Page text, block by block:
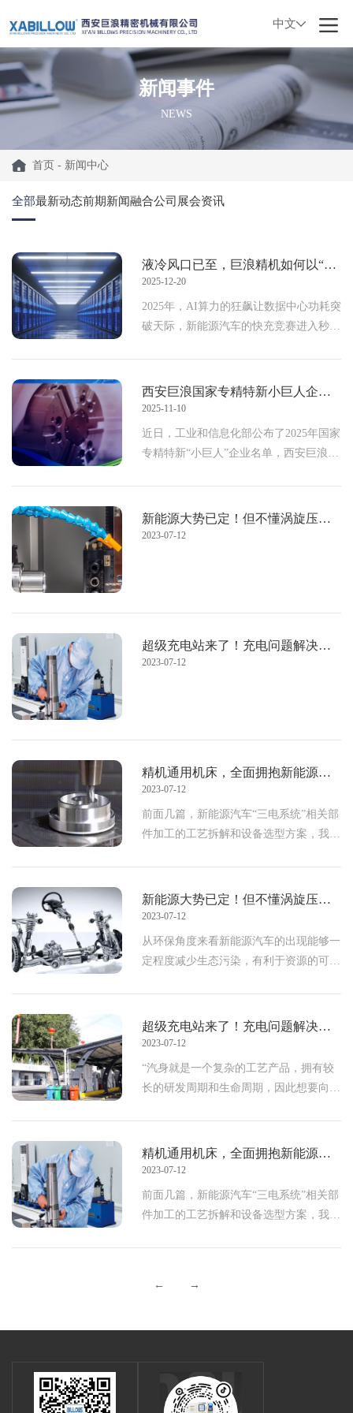
中文
新闻事件
NEWS
首页 - 新闻中心
全部最新动态前期新闻融合公司展会资讯
液冷风口已至，巨浪精机如何以“精密”破局？
2025-12-20
2025年，AI算力的狂飙让数据中心功耗突
破天际，新能源汽车的快充竞赛进入秒级
西安巨浪国家专精特新小巨人企业报道
2025-11-10
近日，工业和信息化部公布了2025年国家
专精特新“小巨人”企业名单，西安巨浪精
新“小巨人&rd
新能源大势已定！但不懂涡旋压缩机的企业很难跟上脚步……
2023-07-12
超级充电站来了！充电问题解决后，可别忽略这几个新能源汽车加工难题。
2023-07-12
精机通用机床，全面拥抱新能源汽车制造——《转向机连接器加工篇》
2023-07-12
前面几篇，新能源汽车“三电系统”相关部
件加工的工艺拆解和设备选型方案，我们
应内容
新能源大势已定！但不懂涡旋压缩机的企业很难跟上脚步……
2023-07-12
从环保角度来看新能源汽车的出现能够一
定程度减少生态污染，有利于资源的可持
目光放在电动汽车领域，以中国为例，从
2015年起，我国新
超级充电站来了！充电问题解决后，可别忽略这几个新能源汽车加工难题。
2023-07-12
“汽身就是一个复杂的工艺产品，拥有较
长的研发周期和生命周期，因此想要向纯
精机通用机床，全面拥抱新能源汽车制造——《转向机连接器加工篇》
2023-07-12
前面几篇，新能源汽车“三电系统”相关部
件加工的工艺拆解和设备选型方案，我们
←
→